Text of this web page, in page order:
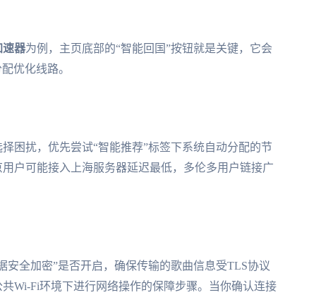
速器为例，主页底部的“智能回国”按钮就是关键，它会
优化线路。
困扰，优先尝试“智能推荐”标签下系统自动分配的节
户可能接入上海服务器延迟最低，多伦多用户链接广
全加密”是否开启，确保传输的歌曲信息受TLS协议
Wi-Fi环境下进行网络操作的保障步骤。当你确认连接